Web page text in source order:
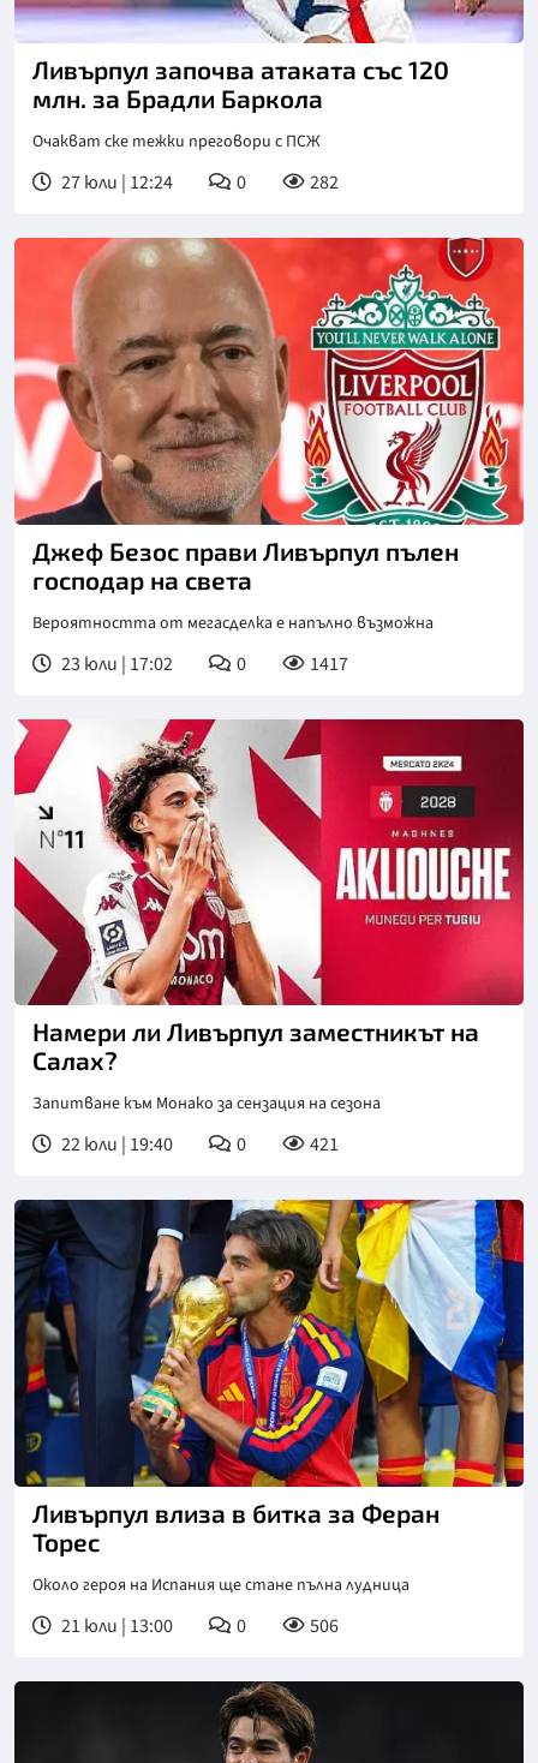
Ливърпул започва атаката със 120
млн. за Брадли Баркола
Очакват ске тежки преговори с ПСЖ
27 юли | 12:24 0 282
Джеф Безос прави Ливърпул пълен
господар на света
Вероятността от мегасделка е напълно възможна
23 юли | 17:02 0 1417
Намери ли Ливърпул заместникът на
Салах?
Запитване към Монако за сензация на сезона
22 юли | 19:40 0 421
Ливърпул влиза в битка за Феран
Торес
Около героя на Испания ще стане пълна лудница
21 юли | 13:00 0 506